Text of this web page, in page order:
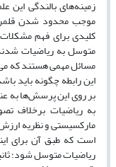
زمینه‌های بالندگی این
موجب محدود شدن
کلیدی برای فهم
متوسل به ریاضیات
مسائل مهمی هستند که
این رابطه چگونه باید
بر روی این پرسش‌ها به
به ریاضیات برخلاف
مارکسیستی و نظریه
است که طبق آن برای
ریاضیات متوسل شود؛